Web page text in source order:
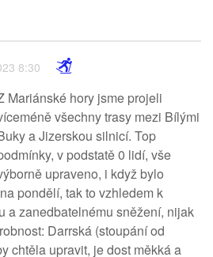
8:30
Mariánské hory jsme projeli
všechny trasy mezi Bílými
a Jizerskou silnicí. Top
v podstatě 0 lidí, vše
upraveno, i když bylo
pondělí, tak to vzhledem k
a zanedbatelnému sněžení, nijak
Darrská (stoupání od
chtěla upravit, je dost měkká a